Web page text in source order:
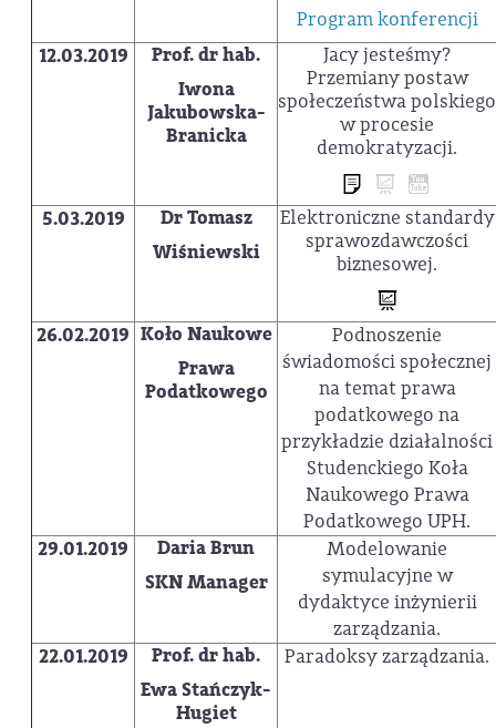
Program konferencji
12.03.2019
Prof. dr hab.
Iwona
Jakubowska-
Branicka
Jacy jesteśmy?
Przemiany postaw
społeczeństwa polskiego
w procesie
demokratyzacji.
5.03.2019
Dr Tomasz
Wiśniewski
Elektroniczne standardy
sprawozdawczości
biznesowej.
26.02.2019 Koło Naukowe
Prawa
Podatkowego
Podnoszenie
świadomości społecznej
na temat prawa
podatkowego na
przykładzie działalności
Studenckiego Koła
Naukowego Prawa
Podatkowego UPH.
29.01.2019
Daria Brun
SKN Manager
Modelowanie
symulacyjne w
dydaktyce inżynierii
zarządzania.
22.01.2019
Prof. dr hab.
Ewa Stańczyk-
Hugiet
Paradoksy zarządzania.